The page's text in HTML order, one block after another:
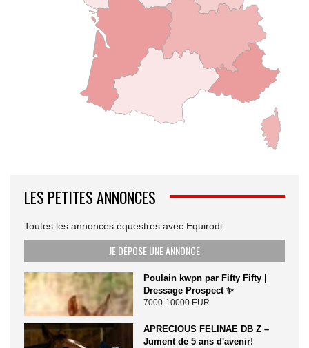
LES PETITES ANNONCES
Toutes les annonces équestres avec Equirodi
JE DÉPOSE UNE ANNONCE
Poulain kwpn par Fifty Fifty |
Dressage Prospect ✨️
7000-10000 EUR
APRECIOUS FELINAE DB Z –
Jument de 5 ans d'avenir!